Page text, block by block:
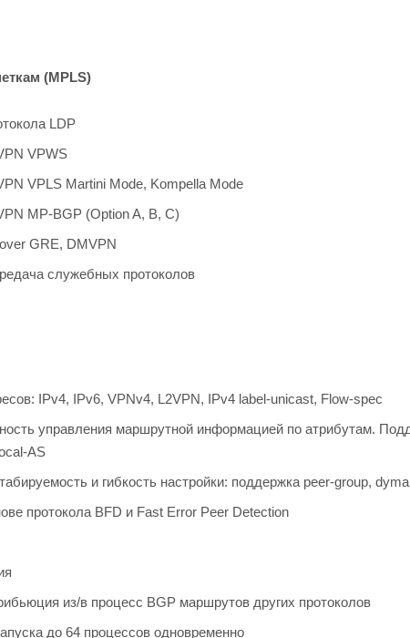
(MPLS)
LDP
VPWS
VPLS Martini Mode, Kompella Mode
MP-BGP (Option A, B, C)
GRE, DMVPN
служебных протоколов
IPv4, IPv6, VPNv4, L2VPN, IPv4 label-unicast, Flow-spec
управления маршрутной информацией по атрибутам.
AS
и гибкость настройки: поддержка peer-group,
протокола BFD и Fast Error Peer Detection
из/в процесс BGP маршрутов других протоколов
до 64 процессов одновременно